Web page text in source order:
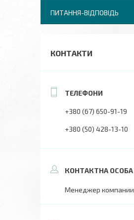
ПИТАННЯ-ВІДПОВІДЬ
КОНТАКТИ
+380 (67) 650-91-19
+380 (50) 428-13-10
Менеджер компании